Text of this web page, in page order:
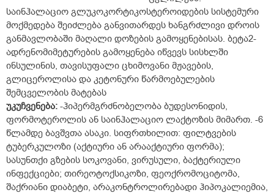
საინჰალაციო გლუკოკორტიკოსტეროიდების სისტემური
მოქმედება შეიძლება განვითარდეს ხანგრძლივი დროის
განმავლობაში მაღალი დოზების გამოყენებისას. ბეტა2-
ადრენომიმეტურების გამოყენება იწვევს სისხლში
ინსულინის, თავისუფალი ცხიმოვანი მჟავების,
გლიცეროლისა და კეტონური წარმოებულების
შემცველობის მატებას
უკუჩვენება: -ჰიპერმგრძნობელობა ბუდესონიდის,
ფორმოტეროლის ან საინჰალაციო ლაქტოზის მიმართ. -6
წლამდე ბავშვთა ასაკი. სიფრთხილით: ფილტვების
ტუბერკულოზი (აქტიური ან არააქტიური ფორმა);
სასუნთქი გზების სოკოვანი, ვირუსული, ბაქტერიული
ინფექციები; თირეოტოქსიკოზი, ფეოქრომოციტომა,
შაქრიანი დიაბეტი, არაკონტროლირებადი ჰიპოკალიემია,